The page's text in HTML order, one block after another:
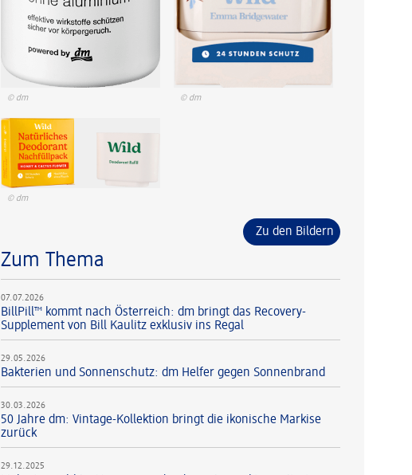
© dm © dm
© dm
Zu den Bildern
Zum Thema
07.07.2026
BillPill™ kommt nach Österreich: dm bringt das Recovery-
Supplement von Bill Kaulitz exklusiv ins Regal
29.05.2026
Bakterien und Sonnenschutz: dm Helfer gegen Sonnenbrand
30.03.2026
50 Jahre dm: Vintage-Kollektion bringt die ikonische Markise
zurück
29.12.2025